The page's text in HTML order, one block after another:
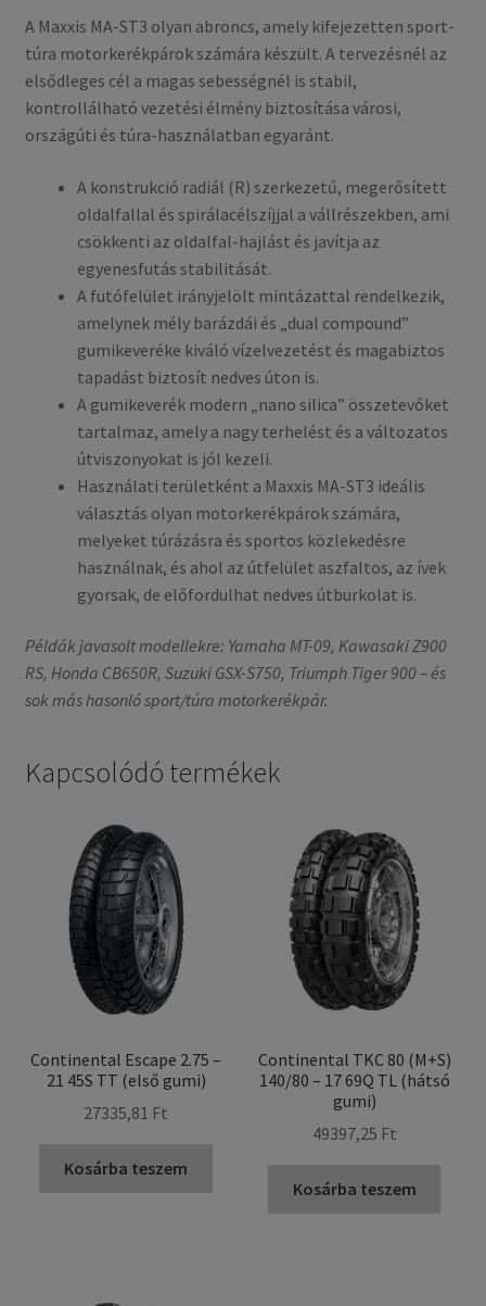
A Maxxis MA-ST3 olyan abroncs, amely kifejezetten sport-
túra motorkerékpárok számára készült. A tervezésnél az
elsődleges cél a magas sebességnél is stabil,
kontrollálható vezetési élmény biztosítása városi,
országúti és túra-használatban egyaránt.
A konstrukció radiál (R) szerkezetű, megerősített
oldalfallal és spirálacélszíjjal a vállrészekben, ami
csökkenti az oldalfal-hajlást és javítja az
egyenesfutás stabilitását.
A futófelület irányjelölt mintázattal rendelkezik,
amelynek mély barázdái és „dual compound”
gumikeveréke kiváló vízelvezetést és magabiztos
tapadást biztosít nedves úton is.
A gumikeverék modern „nano silica” összetevőket
tartalmaz, amely a nagy terhelést és a változatos
útviszonyokat is jól kezeli.
Használati területként a Maxxis MA-ST3 ideális
választás olyan motorkerékpárok számára,
melyeket túrázásra és sportos közlekedésre
használnak, és ahol az útfelület aszfaltos, az ívek
gyorsak, de előfordulhat nedves útburkolat is.
Példák javasolt modellekre: Yamaha MT-09, Kawasaki Z900
RS, Honda CB650R, Suzuki GSX-S750, Triumph Tiger 900 – és
sok más hasonló sport/túra motorkerékpár.
Kapcsolódó termékek
Continental Escape 2.75 –
21 45S TT (első gumi)
27335,81 Ft
Kosárba teszem
Continental TKC 80 (M+S)
140/80 – 17 69Q TL (hátsó
gumi)
49397,25 Ft
Kosárba teszem